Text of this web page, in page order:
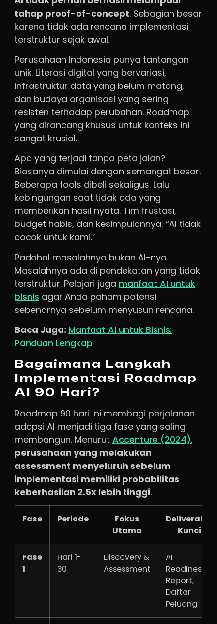
tahap proof-of-concept. Sebagian besar
karena tidak ada rencana implementasi
terstruktur sejak awal.
Perusahaan Indonesia punya tantangan
unik. Literasi digital yang bervariasi,
infrastruktur data yang belum matang,
dan budaya organisasi yang sering
resisten terhadap perubahan. Roadmap
yang dirancang khusus untuk konteks ini
sangat krusial.
Apa yang terjadi tanpa peta jalan?
Biasanya dimulai dengan semangat besar.
Beberapa tools dibeli sekaligus. Lalu
kebingungan saat tidak ada yang
memberikan hasil nyata. Tim frustasi,
budget habis, dan kesimpulannya: “AI tidak
cocok untuk kami.”
Padahal masalahnya bukan AI-nya.
Masalahnya ada di pendekatan yang tidak
terstruktur. Pelajari juga manfaat AI untuk
bisnis agar Anda paham potensi
sebenarnya sebelum menyusun rencana.
Baca Juga: Manfaat AI untuk Bisnis:
Panduan Lengkap
Bagaimana Langkah
Implementasi Roadmap
AI 90 Hari?
Roadmap 90 hari ini membagi perjalanan
adopsi AI menjadi tiga fase yang saling
membangun. Menurut Accenture (2024),
perusahaan yang melakukan
assessment menyeluruh sebelum
implementasi memiliki probabilitas
keberhasilan 2.5x lebih tinggi.
Fase Periode
Fokus
Utama
Deliverable
Kunci
Fase
1
Hari 1-
30
Discovery &
Assessment
AI
Readiness
Report,
Daftar
Peluang